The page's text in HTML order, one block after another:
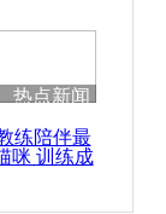
热点新闻
练陪伴最
咪 训练成